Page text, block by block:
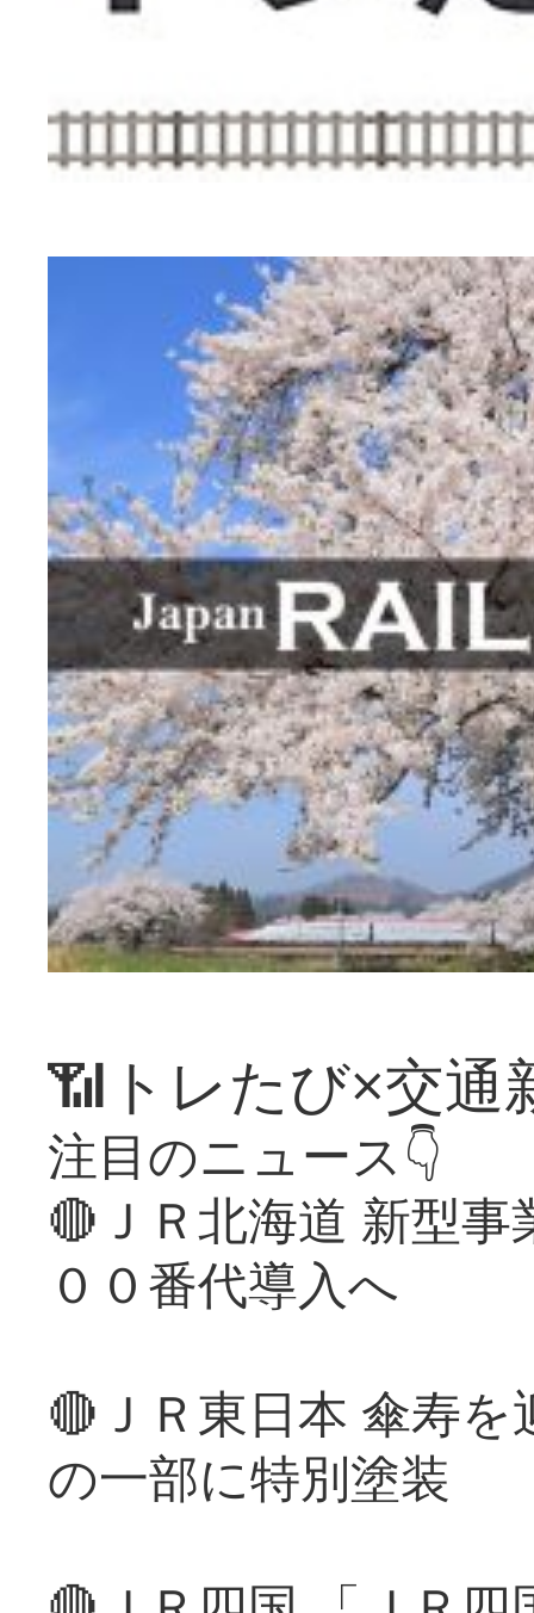
📶トレたび×交通
注目のニュース👇
🔴ＪＲ北海道 新型
００番代導入へ
🔴ＪＲ東日本 傘寿
の一部に特別塗装